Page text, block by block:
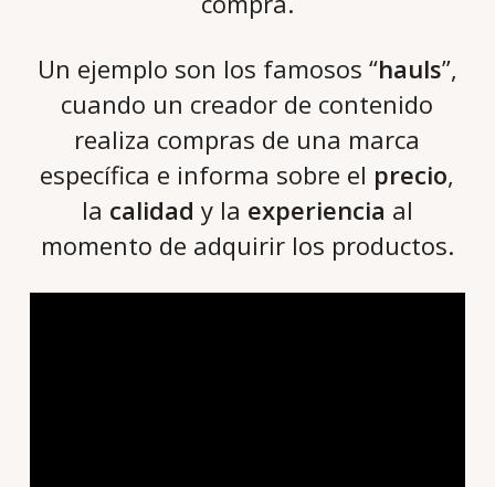
Un ejemplo son los famosos “hauls”,
cuando un creador de contenido
realiza compras de una marca
específica e informa sobre el precio,
la calidad y la experiencia al
momento de adquirir los productos.